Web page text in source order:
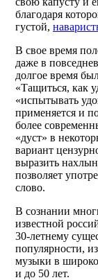
благодаря
густой,
В свое время
даже в
долгое время
«Тащиться, как
«испытывать
применяется и
более
«дуст» в
вариант
выразить
позволяет
слово.
В сознании
известной
30-летнему
популярности,
музыки в
и до 50 лет.